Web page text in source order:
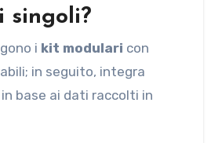
singoli?
i kit modulari con
in seguito, integra
base ai dati raccolti in